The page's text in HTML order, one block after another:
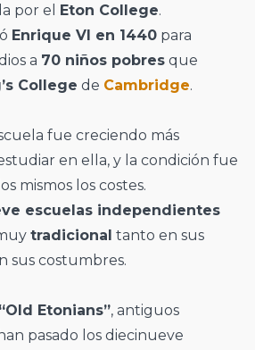
por el Eton College.
Enrique VI en 1440 para
a 70 niños pobres que
College de Cambridge.
fue creciendo más
en ella, y la condición fue
mismos los costes.
escuelas independientes
tradicional tanto en sus
sus costumbres.
“Old Etonians”, antiguos
pasado los diecinueve